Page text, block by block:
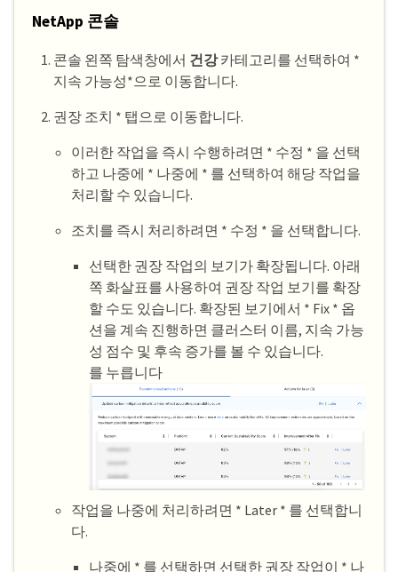
NetApp 콘솔
콘솔 왼쪽 탐색창에서 건강카테고리를 선택하여 *
지속 가능성*으로 이동합니다.
권장 조치 * 탭으로 이동합니다.
이러한 작업을 즉시 수행하려면 * 수정 * 을 선택
하고 나중에 * 나중에 * 를 선택하여 해당 작업을
처리할 수 있습니다.
조치를 즉시 처리하려면 * 수정 * 을 선택합니다.
선택한 권장 작업의 보기가 확장됩니다. 아래
쪽 화살표를 사용하여 권장 작업 보기를 확장
할 수도 있습니다. 확장된 보기에서 * Fix * 옵
션을 계속 진행하면 클러스터 이름, 지속 가능
성 점수 및 후속 증가를 볼 수 있습니다.
를 누릅니다
작업을 나중에 처리하려면 * Later * 를 선택합니
다.
나중에 * 를 선택하면 선택한 권장 작업이 * 나